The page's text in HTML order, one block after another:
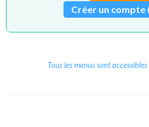
Créer un compte
Tous les menus sont